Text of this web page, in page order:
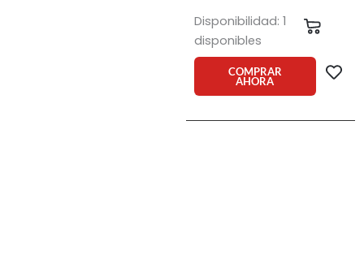
Disponibilidad: 1
disponibles
Armazón
Ray-
Ban
Round
3106
cantidad
COMPRAR
AHORA